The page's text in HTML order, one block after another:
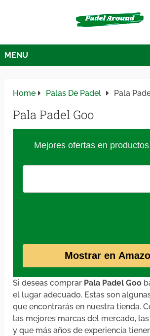
MENU
Home Palas De Padel Pala
Pala Padel Goo
Mejores ofertas en
Mostrar en
Si deseas comprar Pala Padel Goo
el lugar adecuado. Estas son
que encontrarás en nuestra tienda.
las mejores marcas del mercado,
y que más años de experiencia